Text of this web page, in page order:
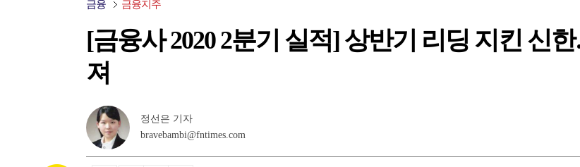
금융 금융지주
[금융사 2020 2분기 실적] 상반기 리딩 지킨 신
져
정선은 기자
bravebambi@fntimes.com